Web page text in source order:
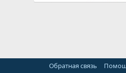
Обратная связь